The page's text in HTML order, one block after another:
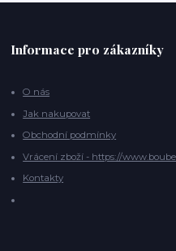
Informace pro zákazníky
O nás
Jak nakupovat
Obchodní podmínky
Vrácení zboží - https://
Kontakty